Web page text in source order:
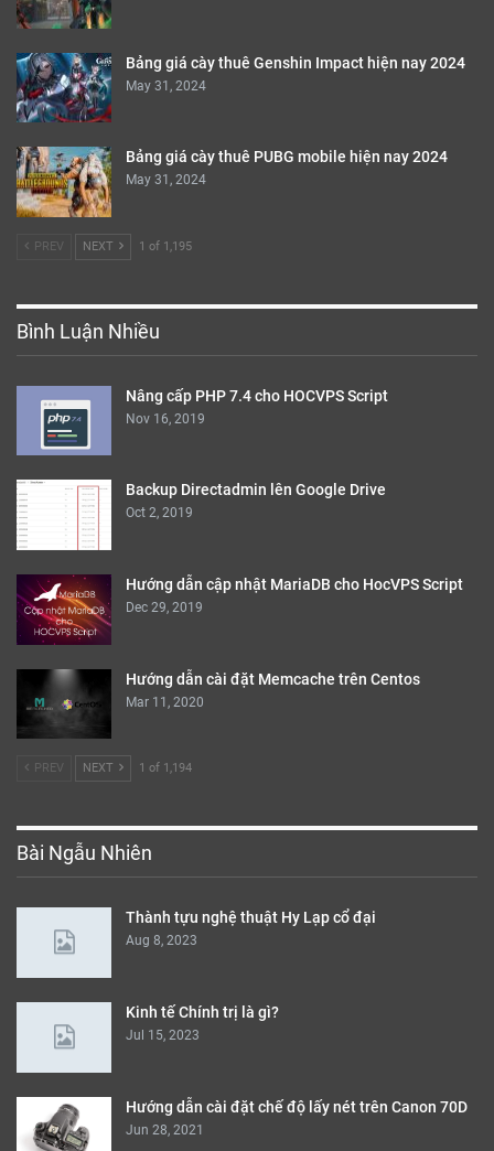
Bảng giá cày thuê Genshin Impact hiện nay 2024
May 31, 2024
Bảng giá cày thuê PUBG mobile hiện nay 2024
May 31, 2024
PREV NEXT 1 of 1,195
Bình Luận Nhiều
Nâng cấp PHP 7.4 cho HOCVPS Script
Nov 16, 2019
Backup Directadmin lên Google Drive
Oct 2, 2019
Hướng dẫn cập nhật MariaDB cho HocVPS Script
Dec 29, 2019
Hướng dẫn cài đặt Memcache trên Centos
Mar 11, 2020
PREV NEXT 1 of 1,194
Bài Ngẫu Nhiên
Thành tựu nghệ thuật Hy Lạp cổ đại
Aug 8, 2023
Kinh tế Chính trị là gì?
Jul 15, 2023
Hướng dẫn cài đặt chế độ lấy nét trên Canon 70D
Jun 28, 2021